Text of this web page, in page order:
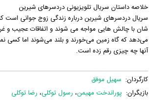
خلاصه داستان سریال تلویزیونی دردسرهای شیرین
سریال دردسرهای شیرین درباره زندگی زوج جوانی
شان با چالش هایی مواجه می شوند و اتفاقات عجیب و
می‌دهد که گاه زمین می‌خورند و بلند می‌شوند اما کسی
آنها چه چیزی رقم زده است.
کارگردان: سهیل موفق
بازیگران: پوراندخت مهیمن، رسول توکلی، رضا توکلی